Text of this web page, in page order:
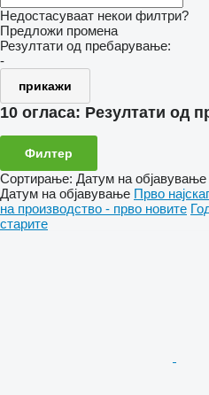
Недостасуваат некои филтри?
Предложи промена
Резултати од пребарување:
-
прикажи
10 огласа: Резултати од
Филтер
Сортирање: Датум на објавување
Датум на објавување Прво
на производство - прво новите
старите